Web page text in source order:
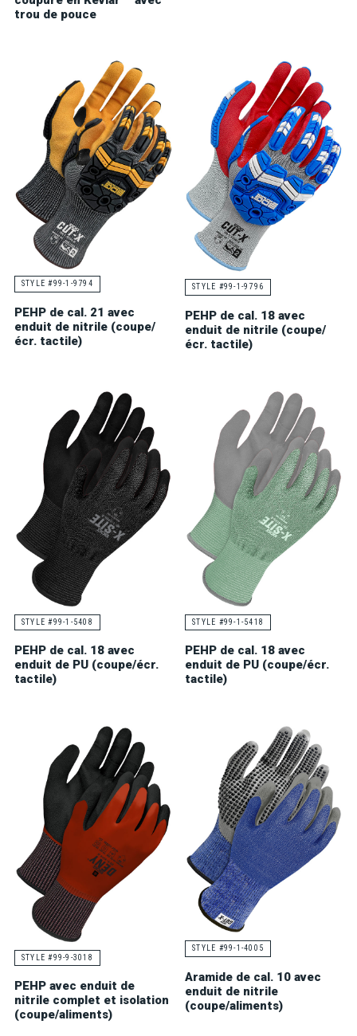
trou de pouce
STYLE #99-1-9794
PEHP de cal. 21 avec
enduit de nitrile (coupe/
écr. tactile)
STYLE #99-1-9796
PEHP de cal. 18 avec
enduit de nitrile (coupe/
écr. tactile)
STYLE #99-1-5408
PEHP de cal. 18 avec
enduit de PU (coupe/écr.
tactile)
STYLE #99-1-5418
PEHP de cal. 18 avec
enduit de PU (coupe/écr.
tactile)
STYLE #99-9-3018
PEHP avec enduit de
nitrile complet et isolation
(coupe/aliments)
STYLE #99-1-4005
Aramide de cal. 10 avec
enduit de nitrile
(coupe/aliments)